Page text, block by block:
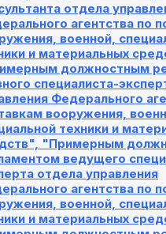
отдела
агентства по
военной,
и материальных
должностным
специалиста-
Федерального
вооружения,
техники и
"Примерным
ведущего
отдела управления
агентства по
военной,
и материальных